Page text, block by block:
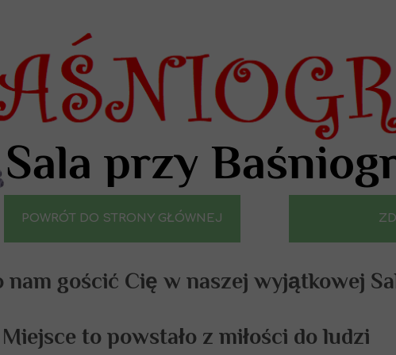
nam gościć Cię w naszej wyjątkowej
Miejsce to powstało z miłości do ludzi
POWRÓT DO STRONY GŁÓWNEJ
Sala przy